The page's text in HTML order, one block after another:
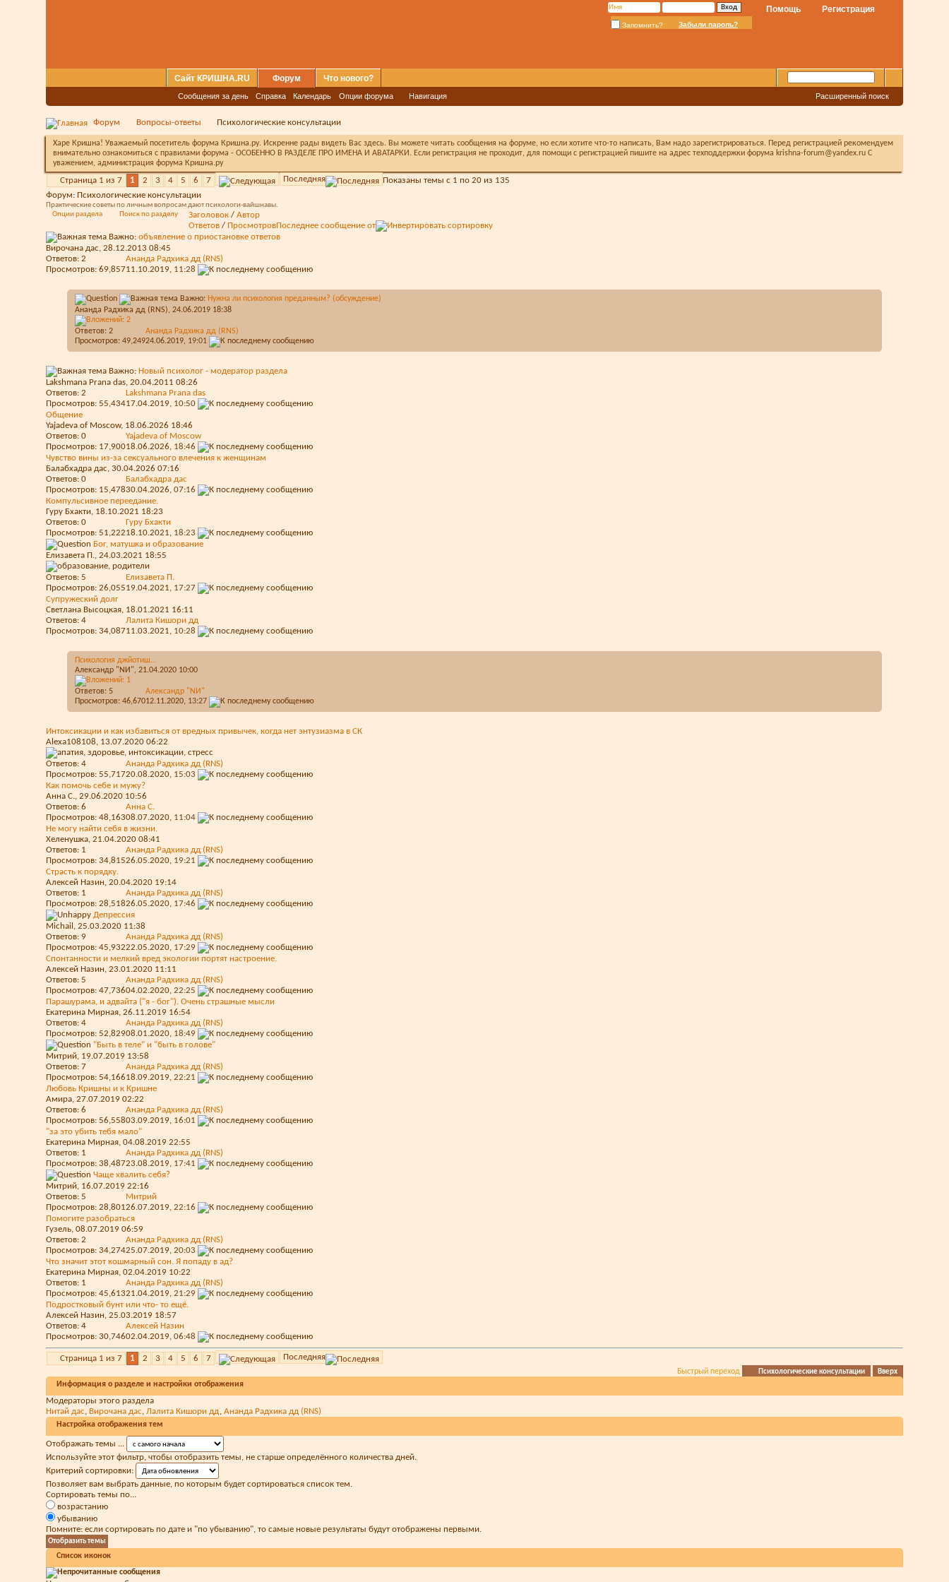
Регистрация
Помощь
Запомнить? Забыли пароль?
Сайт КРИШНА.RU Форум
Сообщения за день Справка Календарь Опции форума Навигация
Что нового?
Расширенный поиск
Форум Вопросы-ответы Психологические консультации
Харе Кришна! Уважаемый посетитель форума Кришна.ру. Искренне рады видеть Вас здесь. Вы можете читать сообщения на форуме, но если хотите что-то написать, Вам надо зарегистрироваться. Перед регистрацией рекомендуем
внимательно ознакомиться с правилами форума - ОСОБЕННО В РАЗДЕЛЕ ПРО ИМЕНА И АВАТАРКИ. Если регистрация не проходит, для помощи с регистрацией пишите на адрес техподдержки форума krishna-forum@yandex.ru С
уважением, администрация форума Кришна.ру
Страница 1 из 7 1 2 3 4 5 6 7 Последняя
Показаны темы с 1 по 20 из 135
Форум: Психологические консультации
Практические советы по личным вопросам дают психологи-вайшнавы.
Опции раздела
Поиск по разделу Заголовок / Автор
Ответов / ПросмотровПоследнее сообщение от
Важно: объявление о приостановке ответов
Вирочана дас, 28.12.2013 08:45
Ответов: 2
Просмотров: 69,857
Ананда Радхика дд (RNS)
11.10.2019, 11:28
Важно: Нужна ли психология преданным? (обсуждение)
Ананда Радхика дд (RNS), 24.06.2019 18:38
Ответов: 2
Просмотров: 49,249
Ананда Радхика дд (RNS)
24.06.2019, 19:01
Важно: Новый психолог - модератор раздела
Lakshmana Prana das, 20.04.2011 08:26
Ответов: 2
Просмотров: 55,434
Lakshmana Prana das
17.04.2019, 10:50
Общение
Yajadeva of Moscow, 18.06.2026 18:46
Ответов: 0
Просмотров: 17,900
Yajadeva of Moscow
18.06.2026, 18:46
Чувство вины из-за сексуального влечения к женщинам
Балабхадра дас, 30.04.2026 07:16
Ответов: 0
Просмотров: 15,478
Балабхадра дас
30.04.2026, 07:16
Компульсивное переедание.
Гуру Бхакти, 18.10.2021 18:23
Ответов: 0
Просмотров: 51,222
Гуру Бхакти
18.10.2021, 18:23
Бог, матушка и образование
Елизавета П., 24.03.2021 18:55
Ответов: 5
Просмотров: 26,055
Елизавета П.
19.04.2021, 17:27
Супружеский долг
Светлана Высоцкая, 18.01.2021 16:11
Ответов: 4
Просмотров: 34,087
Лалита Кишори дд
11.03.2021, 10:28
Психология джйотиш…
Александр "NИ", 21.04.2020 10:00
Ответов: 5
Просмотров: 46,670
Александр "NИ"
12.11.2020, 13:27
Интоксикации и как избавиться от вредных привычек, когда нет энтузиазма в СК
Alexa108108, 13.07.2020 06:22
Ответов: 4
Просмотров: 55,717
Ананда Радхика дд (RNS)
20.08.2020, 15:03
Как помочь себе и мужу?
Анна С., 29.06.2020 10:56
Ответов: 6
Просмотров: 48,163
Анна С.
08.07.2020, 11:04
Не могу найти себя в жизни.
Хеленушка, 21.04.2020 08:41
Ответов: 1
Просмотров: 34,815
Ананда Радхика дд (RNS)
26.05.2020, 19:21
Страсть к порядку.
Алексей Назин, 20.04.2020 19:14
Ответов: 1
Просмотров: 28,518
Ананда Радхика дд (RNS)
26.05.2020, 17:46
Депрессия
Michail , 25.03.2020 11:38
Ответов: 9
Просмотров: 45,932
Ананда Радхика дд (RNS)
22.05.2020, 17:29
Спонтанности и мелкий вред экологии портят настроение.
Алексей Назин, 23.01.2020 11:11
Ответов: 5
Просмотров: 47,736
Ананда Радхика дд (RNS)
04.02.2020, 22:25
Парашурама, и адвайта ("я - бог"). Очень страшные мысли
Екатерина Мирная, 26.11.2019 16:54
Ответов: 4
Просмотров: 52,829
Ананда Радхика дд (RNS)
08.01.2020, 18:49
"Быть в теле" и "быть в голове"
Митрий, 19.07.2019 13:58
Ответов: 7
Просмотров: 54,166
Ананда Радхика дд (RNS)
18.09.2019, 22:21
Любовь Кришны и к Кришне
Амира, 27.07.2019 02:22
Ответов: 6
Просмотров: 56,558
Ананда Радхика дд (RNS)
03.09.2019, 16:01
"за это убить тебя мало"
Екатерина Мирная, 04.08.2019 22:55
Ответов: 1
Просмотров: 38,487
Ананда Радхика дд (RNS)
23.08.2019, 17:41
Чаще хвалить себя?
Митрий, 16.07.2019 22:16
Ответов: 5
Просмотров: 28,801
Митрий
26.07.2019, 22:16
Помогите разобраться
Гузель, 08.07.2019 06:59
Ответов: 2
Просмотров: 34,274
Ананда Радхика дд (RNS)
25.07.2019, 20:03
Что значит этот кошмарный сон. Я попаду в ад?
Екатерина Мирная, 02.04.2019 10:22
Ответов: 1
Просмотров: 45,613
Ананда Радхика дд (RNS)
21.04.2019, 21:29
Подростковый бунт или что- то ещё.
Алексей Назин, 25.03.2019 18:57
Ответов: 4
Просмотров: 30,746
Алексей Назин
02.04.2019, 06:48
Страница 1 из 7 1 2 3 4 5 6 7 Последняя
Быстрый переход Психологические консультации Вверх
Информация о разделе и настройки отображения
Модераторы этого раздела
Нитай дас, Вирочана дас, Лалита Кишори дд, Ананда Радхика дд (RNS)
Настройка отображения тем
Отображать темы ...
Используйте этот фильтр, чтобы отобразить темы, не старше определённого количества дней.
Критерий сортировки:
Позволяет вам выбрать данные, по которым будет сортироваться список тем.
Сортировать темы по...
возрастанию
убыванию
Помните: если сортировать по дате и "по убыванию", то самые новые результаты будут отображены первыми.
Список иконок